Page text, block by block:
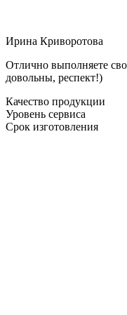
Ирина Криворотова
Отлично выполняете
довольны, респект!)
Качество продукции
Уровень сервиса
Срок изготовления